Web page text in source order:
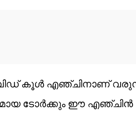
കൂള്‍ എഞ്ചിനാണ്
ടോര്‍ക്കും ഈ എഞ്ചിന്‍